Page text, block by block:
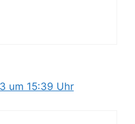
um 15:39 Uhr